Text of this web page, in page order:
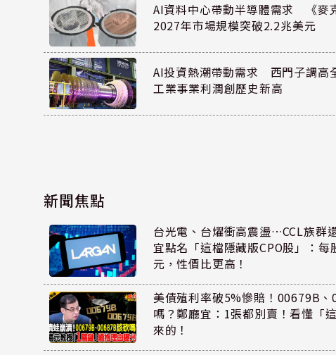
AI資料中心帶動半導體需求 《麥
2027年市場規模突破2.2兆美元
AI投資熱潮帶動需求 西門子調高
工業事業利潤創歷史新高
新聞焦點
台光電、台燿衝高震盪…CCL族群
宜點名「這檔隱藏版CPO股」：每
元，性價比更高！
美債殖利率破5%慘賠！00679B
嗎？鄭廳宜：1張都別賣！看懂「
來的！